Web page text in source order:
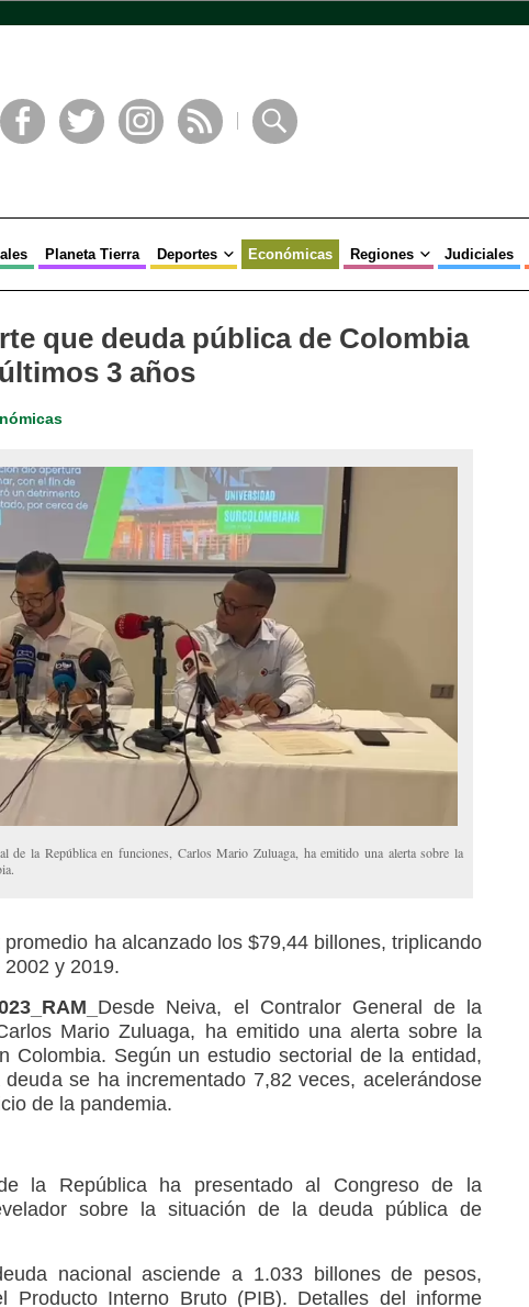
Planeta Tierra Deportes Económicas Regiones Judiciales
que deuda pública de Colombia
3 años
de la República en funciones, Carlos Mario Zuluaga, ha emitido una alerta sobre la
ha alcanzado los $79,44 billones, triplicando
2002 y 2019.
Desde Neiva, el Contralor General de la
Mario Zuluaga, ha emitido una alerta sobre la
Colombia. Según un estudio sectorial de la entidad,
se ha incrementado 7,82 veces, acelerándose
de la pandemia.
la República ha presentado al Congreso de la
sobre la situación de la deuda pública de
nacional asciende a 1.033 billones de pesos,
Producto Interno Bruto (PIB). Detalles del informe